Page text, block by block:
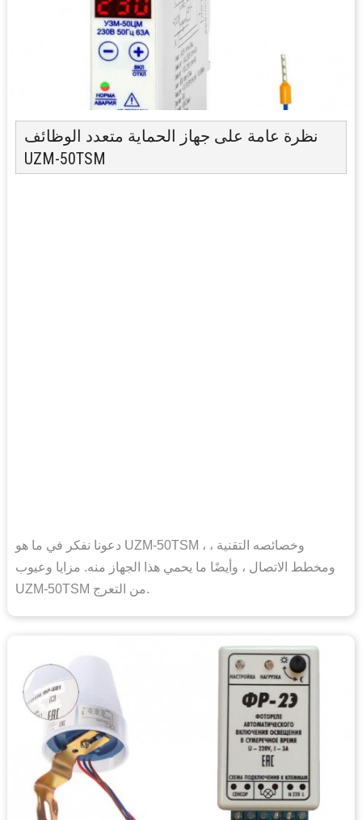
نظرة عامة على جهاز الحماية متعدد الوظائف
UZM-50TSM
دعونا نفكر في ما هو UZM-50TSM ، وخصائصه التقنية ،
ومخطط الاتصال ، وأيضًا ما يحمي هذا الجهاز منه. مزايا وعيوب
UZM-50TSM من التعرج.